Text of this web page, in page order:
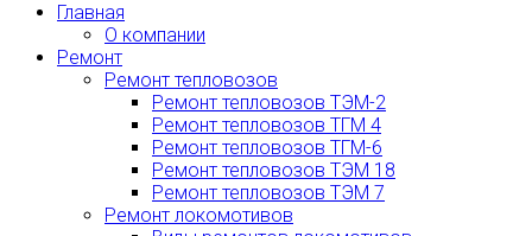
Главная
О компании
Ремонт
Ремонт тепловозов
Ремонт тепловозов ТЭМ-2
Ремонт тепловозов ТГМ 4
Ремонт тепловозов ТГМ-6
Ремонт тепловозов ТЭМ 18
Ремонт тепловозов ТЭМ 7
Ремонт локомотивов